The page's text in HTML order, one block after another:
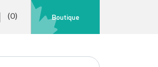
(0) Boutique